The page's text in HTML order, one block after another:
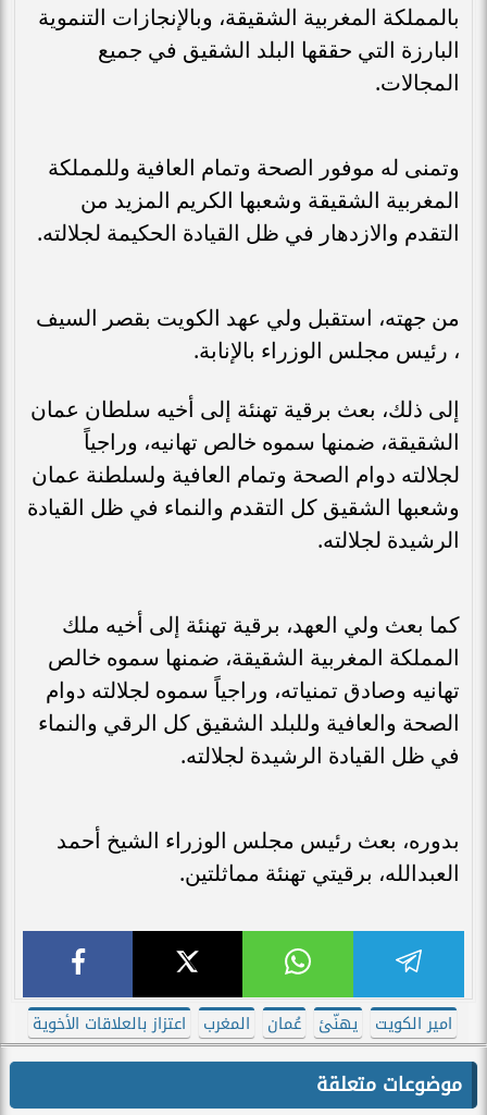
بالمملكة المغربية الشقيقة، وبالإنجازات التنموية
البارزة التي حققها البلد الشقيق في جميع
المجالات.
وتمنى له موفور الصحة وتمام العافية وللمملكة
المغربية الشقيقة وشعبها الكريم المزيد من
التقدم والازدهار في ظل القيادة الحكيمة لجلالته.
من جهته، استقبل ولي عهد الكويت بقصر السيف
، رئيس مجلس الوزراء بالإنابة.
إلى ذلك، بعث برقية تهنئة إلى أخيه سلطان عمان
الشقيقة، ضمنها سموه خالص تهانيه، وراجياً
لجلالته دوام الصحة وتمام العافية ولسلطنة عمان
وشعبها الشقيق كل التقدم والنماء في ظل القيادة
الرشيدة لجلالته.
كما بعث ولي العهد، برقية تهنئة إلى أخيه ملك
المملكة المغربية الشقيقة، ضمنها سموه خالص
تهانيه وصادق تمنياته، وراجياً سموه لجلالته دوام
الصحة والعافية وللبلد الشقيق كل الرقي والنماء
في ظل القيادة الرشيدة لجلالته.
بدوره، بعث رئيس مجلس الوزراء الشيخ أحمد
العبدالله، برقيتي تهنئة مماثلتين.
امير الكويت يهنّئ عُمان المغرب اعتزاز بالعلاقات الأخوية
موضوعات متعلقة